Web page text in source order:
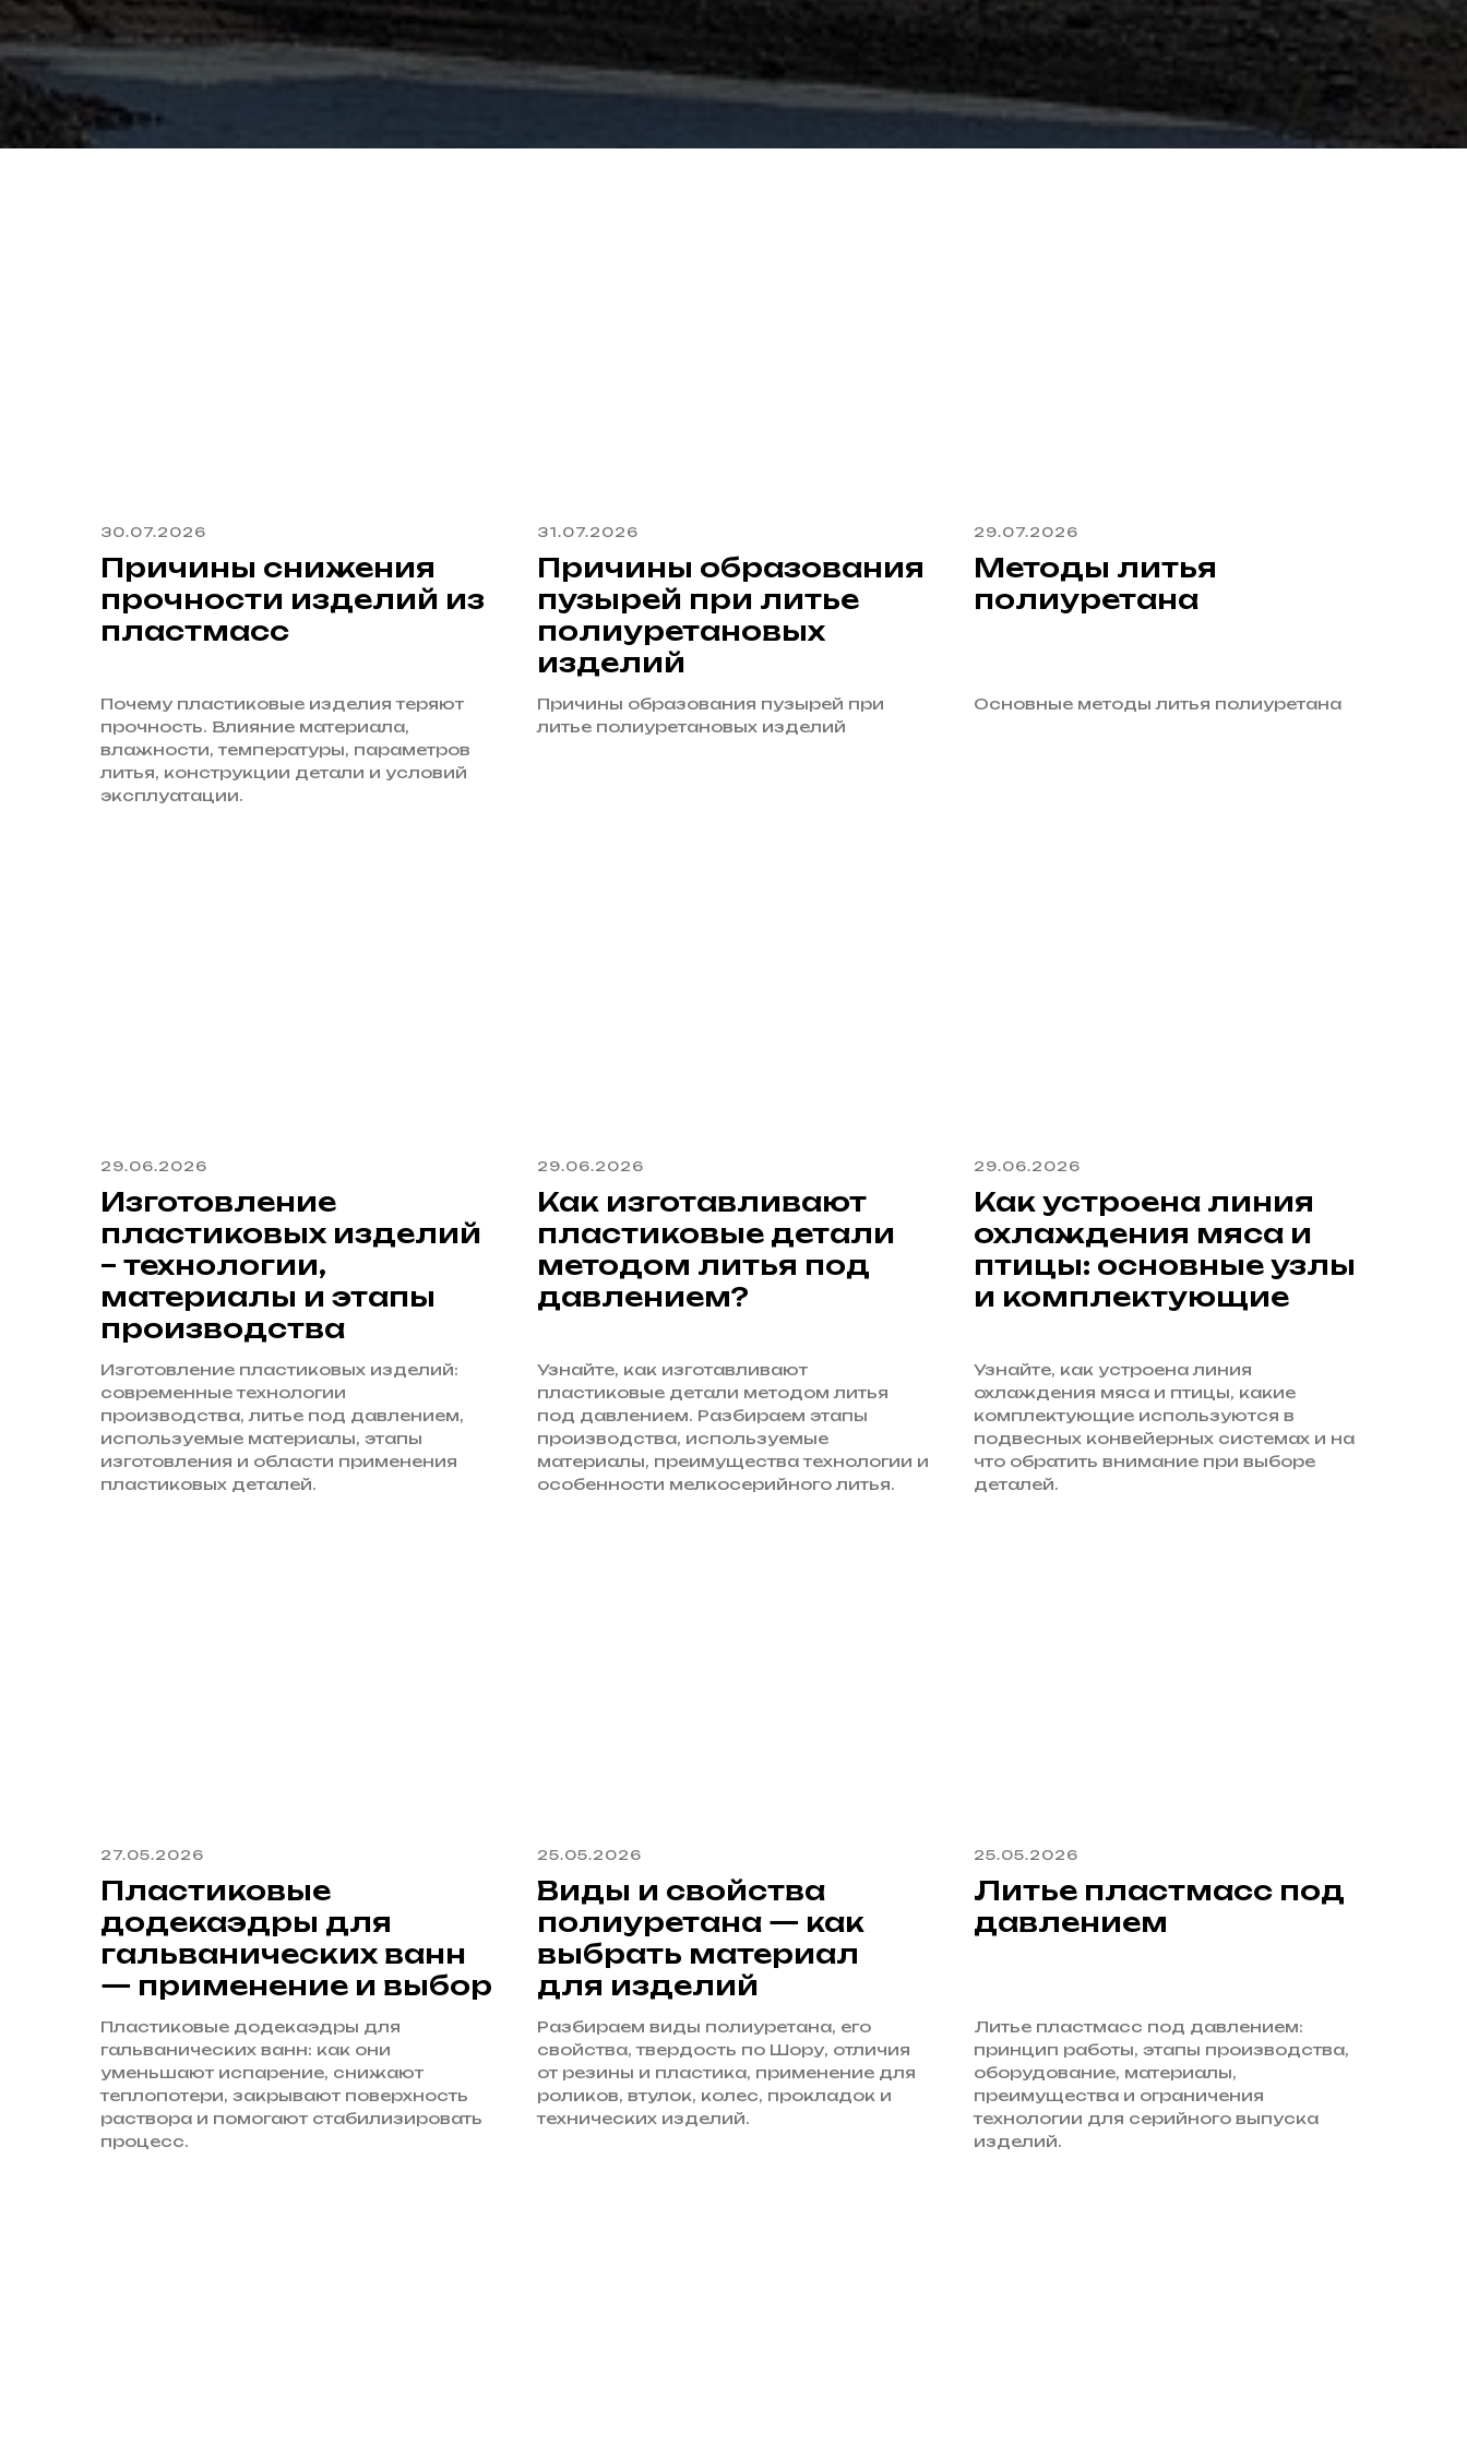
30.07.2026
Причины снижения
прочности изделий из
пластмасс
Почему пластиковые изделия теряют
прочность. Влияние материала,
влажности, температуры, параметров
литья, конструкции детали и условий
эксплуатации.
31.07.2026
Причины образования
пузырей при литье
полиуретановых
изделий
Причины образования пузырей при
литье полиуретановых изделий
29.07.2026
Методы литья
полиуретана
Основные методы литья полиуретана
29.06.2026
Изготовление
пластиковых изделий
– технологии,
материалы и этапы
производства
Изготовление пластиковых изделий:
современные технологии
производства, литье под давлением,
используемые материалы, этапы
изготовления и области применения
пластиковых деталей.
29.06.2026
Как изготавливают
пластиковые детали
методом литья под
давлением?
Узнайте, как изготавливают
пластиковые детали методом литья
под давлением. Разбираем этапы
производства, используемые
материалы, преимущества технологии и
особенности мелкосерийного литья.
29.06.2026
Как устроена линия
охлаждения мяса и
птицы: основные узлы
и комплектующие
Узнайте, как устроена линия
охлаждения мяса и птицы, какие
комплектующие используются в
подвесных конвейерных системах и на
что обратить внимание при выборе
деталей.
27.05.2026
Пластиковые
додекаэдры для
гальванических ванн
— применение и выбор
Пластиковые додекаэдры для
гальванических ванн: как они
уменьшают испарение, снижают
теплопотери, закрывают поверхность
раствора и помогают стабилизировать
процесс.
25.05.2026
Виды и свойства
полиуретана — как
выбрать материал
для изделий
Разбираем виды полиуретана, его
свойства, твердость по Шору, отличия
от резины и пластика, применение для
роликов, втулок, колес, прокладок и
технических изделий.
25.05.2026
Литье пластмасс под
давлением
Литье пластмасс под давлением:
принцип работы, этапы производства,
оборудование, материалы,
преимущества и ограничения
технологии для серийного выпуска
изделий.